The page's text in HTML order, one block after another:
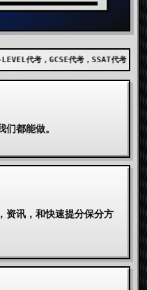
，SSAT代考，出国留学代考，
都能做。
资讯，和快速提分保分方